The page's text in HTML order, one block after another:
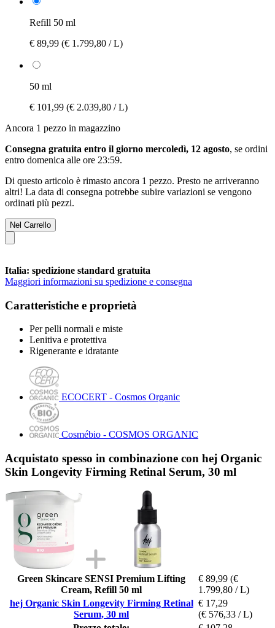
Refill 50 ml
€ 89,99 (€ 1.799,80 / L)
50 ml
€ 101,99 (€ 2.039,80 / L)
Ancora 1 pezzo in magazzino
Consegna gratuita entro il giorno mercoledì, 12 agosto, se ordini
entro domenica alle ore 23:59.
Di questo articolo è rimasto ancora 1 pezzo. Presto ne arriveranno
altri! La data di consegna potrebbe subire variazioni se vengono
ordinati più pezzi.
Nel Carrello
Italia: spedizione standard gratuita
Maggiori informazioni su spedizione e consegna
Caratteristiche e proprietà
Per pelli normali e miste
Lenitiva e protettiva
Rigenerante e idratante
ECOCERT - Cosmos Organic
Cosmébio - COSMOS ORGANIC
Acquistato spesso in combinazione con hej Organic
Skin Longevity Firming Retinal Serum, 30 ml
Green Skincare SENSI Premium Lifting
Cream, Refill 50 ml
€ 89,99 (€
1.799,80 / L)
hej Organic Skin Longevity Firming Retinal
Serum, 30 ml
€ 17,29
(€ 576,33 / L)